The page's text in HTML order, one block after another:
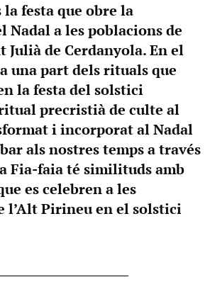
la festa que obre la
Nadal a les poblacions de
Julià de Cerdanyola. En el
una part dels rituals que
la festa del solstici
precristià de culte al
i incorporat al Nadal
als nostres temps a través
Fia-faia té similituds amb
es celebren a les
l’Alt Pirineu en el solstici